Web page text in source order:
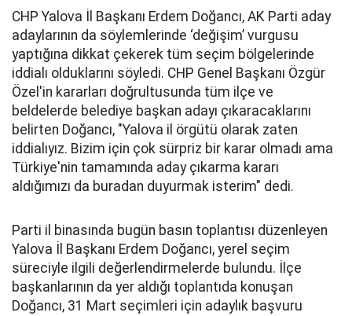
CHP Yalova İl Başkanı Erdem Doğancı, AK Parti aday
adaylarının da söylemlerinde ‘değişim’ vurgusu
yaptığına dikkat çekerek tüm seçim bölgelerinde
iddialı olduklarını söyledi. CHP Genel Başkanı Özgür
Özel'in kararları doğrultusunda tüm ilçe ve
beldelerde belediye başkan adayı çıkaracaklarını
belirten Doğancı, "Yalova il örgütü olarak zaten
iddialıyız. Bizim için çok sürpriz bir karar olmadı ama
Türkiye'nin tamamında aday çıkarma kararı
aldığımızı da buradan duyurmak isterim" dedi.
Parti il binasında bugün basın toplantısı düzenleyen
Yalova İl Başkanı Erdem Doğancı, yerel seçim
süreciyle ilgili değerlendirmelerde bulundu. İlçe
başkanlarının da yer aldığı toplantıda konuşan
Doğancı, 31 Mart seçimleri için adaylık başvuru